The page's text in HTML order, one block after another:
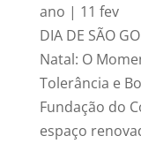
ano | 11 fev
DIA DE SÃO
Natal: O
Tolerância e
Fundação do
espaço